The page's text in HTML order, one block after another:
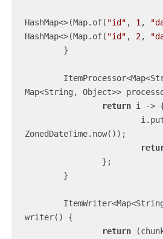
HashMap<>(Map.of( "id" , 1 ,
HashMap<>(Map.of( "id" , 2,
Map<String, Object>>
return i ->
ZonedDateTime.now());
writer() {
return